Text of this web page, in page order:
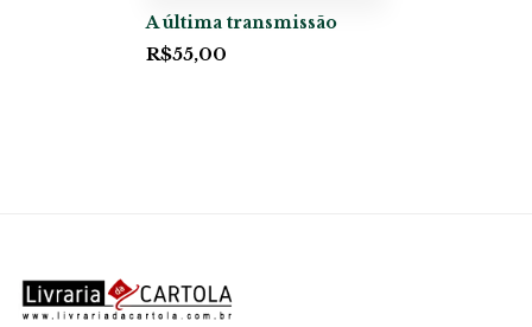
A última transmissão
R$55,00